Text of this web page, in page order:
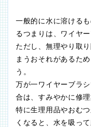
一般的に水に溶ける
るつまりは、ワイヤ
ただし、無理やり取
まうおそれがあるた
う。
万が一ワイヤーブラ
合は、すみやかに修
特に生理用品やおむ
くなると、水を吸っ